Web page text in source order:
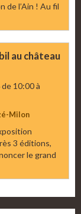
de l’Ain ! Au fil
au château
de 10:00à
Milon
3 éditions,
le grand